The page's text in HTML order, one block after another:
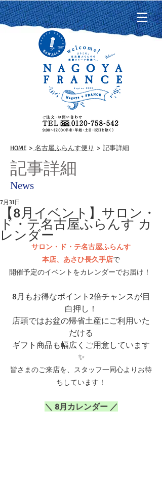
HOME > 名古屋ふらんす便り > 記事詳細
記事詳細
News
【8月イベント】サロン・
ド・テ名古屋ふらんす カ
レンダー
7月31日
サロン・ド・テ名古屋ふらんす
本店、あさひ長久手店で
開催予定のイベントをカレンダーでお届け！
8月もお得なポイント2倍チャンスが目
白押し！
店頭ではお盆の帰省土産にご利用いた
だける
ギフト商品も幅広くご用意しています
✨
皆さまのご来店を、スタッフ一同心よりお待
ちしています！
＼ 8月カレンダー ／